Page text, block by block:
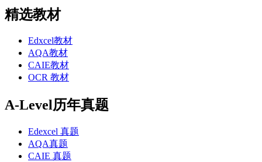
精选教材
Edxcel教材
AQA教材
CAIE教材
OCR 教材
A-Level历年真题
Edexcel 真题
AQA真题
CAIE 真题